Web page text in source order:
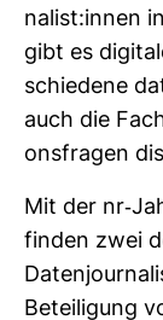
na­list:innen
gibt es
schie­dene
auch die
ons­fragen
Mit der nr-​
finden zwei
Betei­li­gung